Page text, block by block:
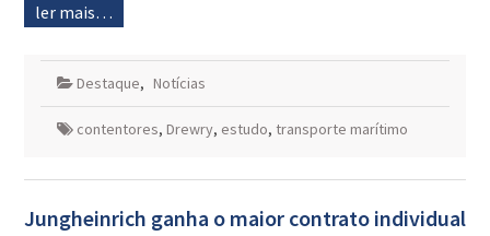
ler mais…
Destaque, Notícias
contentores, Drewry, estudo, transporte marítimo
Jungheinrich ganha o maior contrato individual